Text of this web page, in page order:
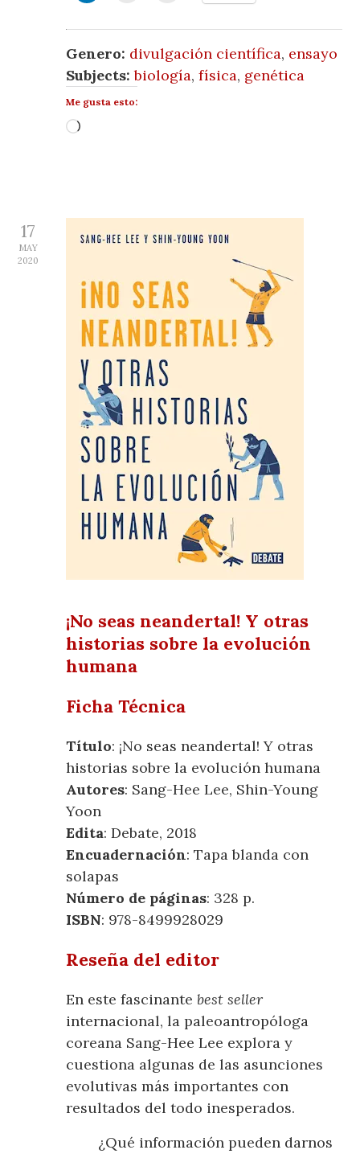
Genero: divulgación científica, ensayo
Subjects: biología,física, genética
Me gusta esto:
Cargando...
17
MAY
2020
¡No seas neandertal! Y otras
historias sobre la evolución
humana
Ficha Técnica
Título: ¡No seas neandertal! Y otras
historias sobre la evolución humana
Autores: Sang-Hee Lee, Shin-Young
Yoon
Edita: Debate, 2018
Encuadernación: Tapa blanda con
solapas
Número de páginas: 328 p.
ISBN: 978-8499928029
Reseña del editor
En este fascinantebest seller
internacional, la paleoantropóloga
coreana Sang-Hee Lee explora y
cuestiona algunas de las asunciones
evolutivas más importantes con
resultados del todo inesperados.
¿Qué información pueden darnos